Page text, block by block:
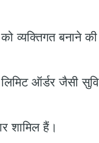
व्यक्तिगत बनाने की
ऑर्डर जैसी
शामिल हैं।